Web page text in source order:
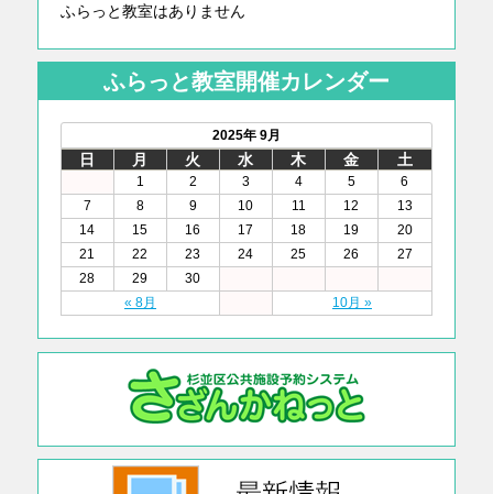
ふらっと教室はありません
ふらっと教室開催カレンダー
2025年 9月
日 月 火 水 木 金 土
1 2 3 4 5
6
7
8 9 10 11 12
13
14
15 16 17 18 19
20
21
22 23 24 25 26
27
28
29
30
« 8月
10月 »